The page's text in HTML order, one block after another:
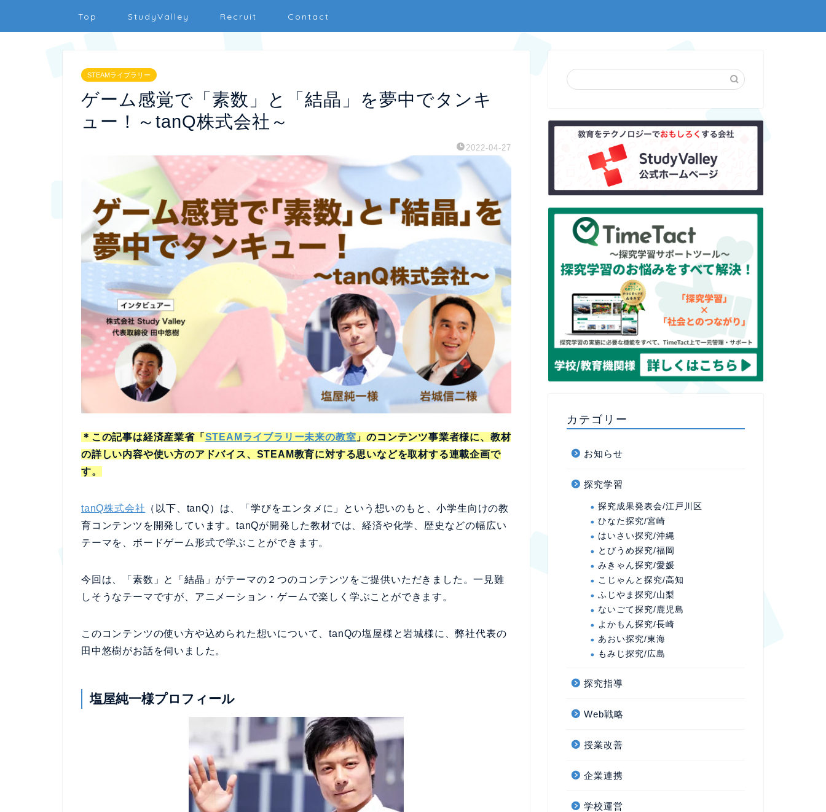
Top StudyValley Recruit Contact
STEAMライブラリー
ゲーム感覚で「素数」と「結晶」を夢中でタンキ
ュー！～tanQ株式会社～
2022-04-27
＊この記事は経済産業省「 STEAM ライブラリー未来の教室 」のコンテンツ事業者様に、教材
の詳しい内容や使い方のアドバイス、STEAM教育に対する思いなどを取材する連載企画で
す。
tanQ株式会社 （以下、tanQ）は、「学びをエンタメに」という想いのもと、小学生向けの教
育コンテンツを開発しています。tanQが開発した教材では、経済や化学、歴史などの幅広い
テーマを、ボードゲーム形式で学ぶことができます。
今回は、「素数」と「結晶」がテーマの２つのコンテンツをご提供いただきました。一見難
しそうなテーマですが、アニメーション・ゲームで楽しく学ぶことができます。
このコンテンツの使い方や込められた想いについて、tanQの塩屋様と岩城様に、弊社代表の
田中悠樹がお話を伺いました。
塩屋純一様プロフィール
カテゴリー
お知らせ
探究学習
探究成果発表会/江戸川区
ひなた探究/宮崎
はいさい探究/沖縄
とびうめ探究/福岡
みきゃん探究/愛媛
こじゃんと探究/高知
ふじやま探究/山梨
ないごて探究/鹿児島
よかもん探究/長崎
あおい探究/東海
もみじ探究/広島
探究指導
Web戦略
授業改善
企業連携
学校運営